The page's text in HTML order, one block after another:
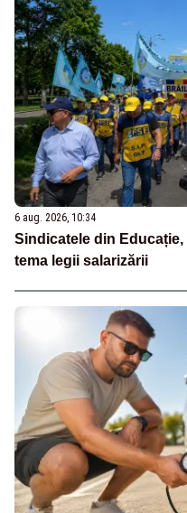
6 aug. 2026, 10:34
Sindicatele din
tema legii salarizării